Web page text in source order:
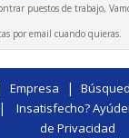
puestos de trabajo,
por email cuando quieras.
Empresa |
| Insatisfecho?
de Privacidad